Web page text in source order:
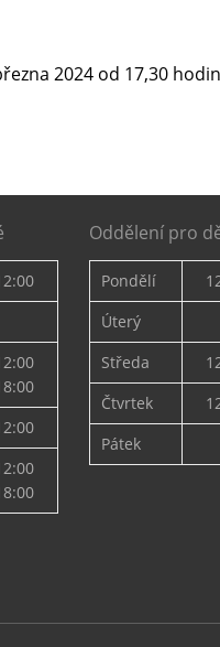
2024 od 17,30
Oddělení pro
Pondělí
Úterý
Středa
Čtvrtek
Pátek